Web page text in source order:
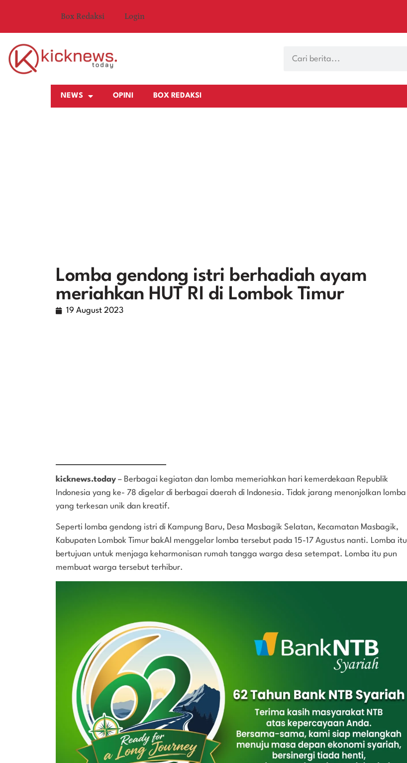
Box Redaksi Login
NEWS OPINI BOX REDAKSI
Lomba gendong istri berhadiah ayam
meriahkan HUT RI di Lombok Timur
19 August 2023
kicknews.today – Berbagai kegiatan dan lomba memeriahkan hari kemerdekaan Republik
Indonesia yang ke- 78 digelar di berbagai daerah di Indonesia. Tidak jarang menonjolkan lomba
yang terkesan unik dan kreatif.
Seperti lomba gendong istri di Kampung Baru, Desa Masbagik Selatan, Kecamatan Masbagik,
Kabupaten Lombok Timur bakAl menggelar lomba tersebut pada 15-17 Agustus nanti. Lomba itu
bertujuan untuk menjaga keharmonisan rumah tangga warga desa setempat. Lomba itu pun
membuat warga tersebut terhibur.